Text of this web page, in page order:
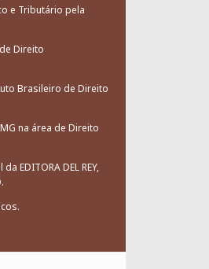
e Tributário pela
Direito
Brasileiro de Direito
na área de Direito
EDITORA DEL REY,